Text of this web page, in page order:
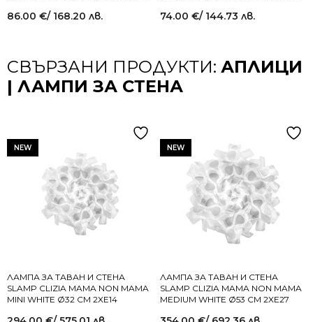
86.00 €/ 168.20 лв. 74.00 €/ 144.73 лв.
СВЪРЗАНИ ПРОДУКТИ: АПЛИЦИ
| ЛАМПИ ЗА СТЕНА
NEW
ЛАМПА ЗА ТАВАН И СТЕНА
SLAMP CLIZIA MAMA NON MAMA
MINI WHITE Ø32 СМ 2XE14
NEW
ЛАМПА ЗА ТАВАН И СТЕНА
SLAMP CLIZIA MAMA NON MAMA
MEDIUM WHITE Ø53 СМ 2XE27